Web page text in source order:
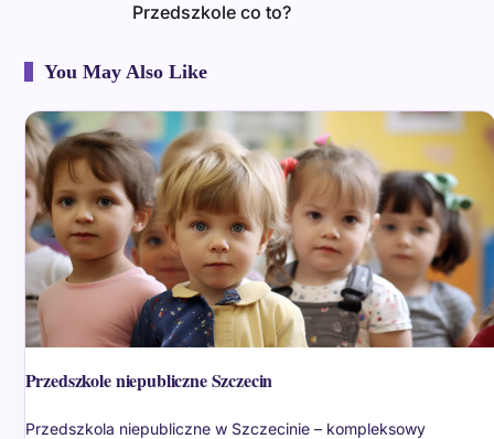
Przedszkole co to?
You May Also Like
Przedszkole niepubliczne Szczecin
Przedszkola niepubliczne w Szczecinie – kompleksowy